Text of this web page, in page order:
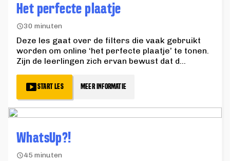
Het perfecte plaatje
30 minuten
Deze les gaat over de filters die vaak gebruikt
worden om online ‘het perfecte plaatje’ te tonen.
Zijn de leerlingen zich ervan bewust dat d...
START LES MEER INFORMATIE
WhatsUp?!
45 minuten